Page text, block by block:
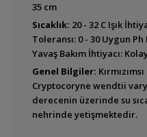
35 cm
Sıcaklık: 20 - 32 C Işık
Toleransı: 0 - 30 Uygun Ph
Yavaş Bakım İhtiyacı:
Genel Bilgiler:
Cryptocoryne wendtii
derecenin üzerinde su
nehrinde yetişmektedir.